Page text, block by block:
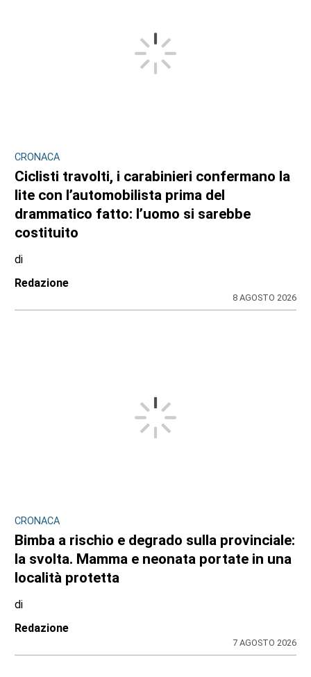
CRONACA
Ciclisti travolti, i carabinieri confermano la
lite con l’automobilista prima del
drammatico fatto: l’uomo si sarebbe
costituito
di
Redazione
8 AGOSTO 2026
CRONACA
Bimba a rischio e degrado sulla provinciale:
la svolta. Mamma e neonata portate in una
località protetta
di
Redazione
7 AGOSTO 2026